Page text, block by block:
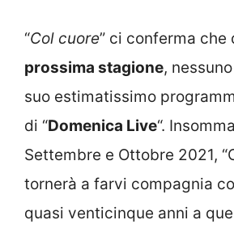
“Col cuore” ci conferma che
prossima stagione,
suo estimatissimo
di “Domenica Live“.
Settembre e Ottobre 2021,
tornerà a farvi compagnia
quasi venticinque anni a